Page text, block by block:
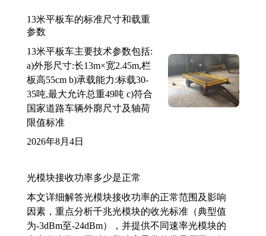
13米平板车的标准尺寸和载重
参数
13米平板车主要技术参数包括:
a)外形尺寸:长13m×宽2.45m,栏
板高55cm b)承载能力:标载30-
35吨,最大允许总重49吨 c)符合
国家道路车辆外廓尺寸及轴荷
限值标准
2026年8月4日
光模块接收功率多少是正常
本文详细解答光模块接收功率的正常范围及影响
因素，重点分析千兆光模块的收光标准（典型值
为-3dBm至-24dBm），并提供不同速率光模块的